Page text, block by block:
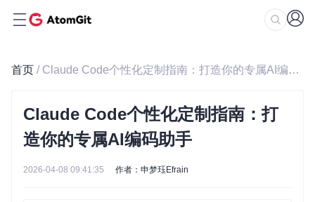
首页 / Claude Code个性化定制指南：打造你的专属AI编码助手
Claude Code个性化定制指南：打
造你的专属AI编码助手
2026-04-08 09:41:35 作者：申梦珏Efrain